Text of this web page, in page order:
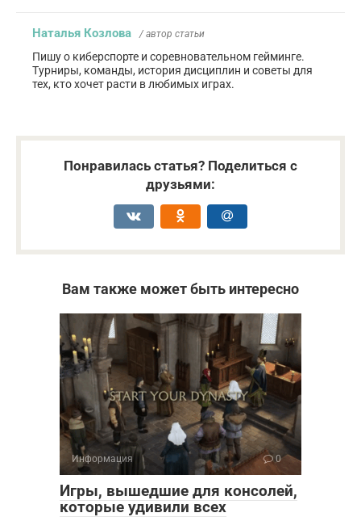
Наталья Козлова / автор статьи
Пишу о киберспорте и соревновательном гейминге.
Турниры, команды, история дисциплин и советы для
тех, кто хочет расти в любимых играх.
Понравилась статья? Поделиться с
друзьями:
Вам также может быть интересно
Информация 0
Игры, вышедшие для консолей,
которые удивили всех